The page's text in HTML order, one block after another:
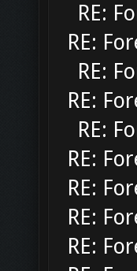
RE:
RE:
RE:
RE:
RE:
RE:
RE:
RE:
RE: